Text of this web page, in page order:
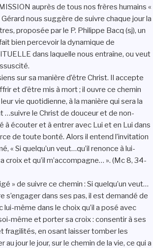
auprès de tous nos frères humains «
nous suggère de suivre chaque jour la
proposée par le P. Philippe Bacq (sj), un
bien percevoir la dynamique de
dans laquelle nous entraîne, ou veut
sur sa manière d’être Christ. Il accepte
et d’être mis à mort ; il ouvre ce chemin
vie quotidienne, à la manière qui sera la
…suivre le Christ de douceur et de non-
à écouter et à entrer avec Lui et en Lui dans
de toute bonté. Alors il entend l’invitation
« Si quelqu’un veut…qu’il renonce à lui-
croix et qu’il m’accompagne… ». (Mc 8, 34-
» de suivre ce chemin : Si quelqu’un veut…
s’engager dans ses pas, il est demandé de
même dans le choix qu’il a posé avec
même et porter sa croix : consentir à ses
fragilités, en osant laisser tomber les
au jour le jour, sur le chemin de la vie, ce qui a